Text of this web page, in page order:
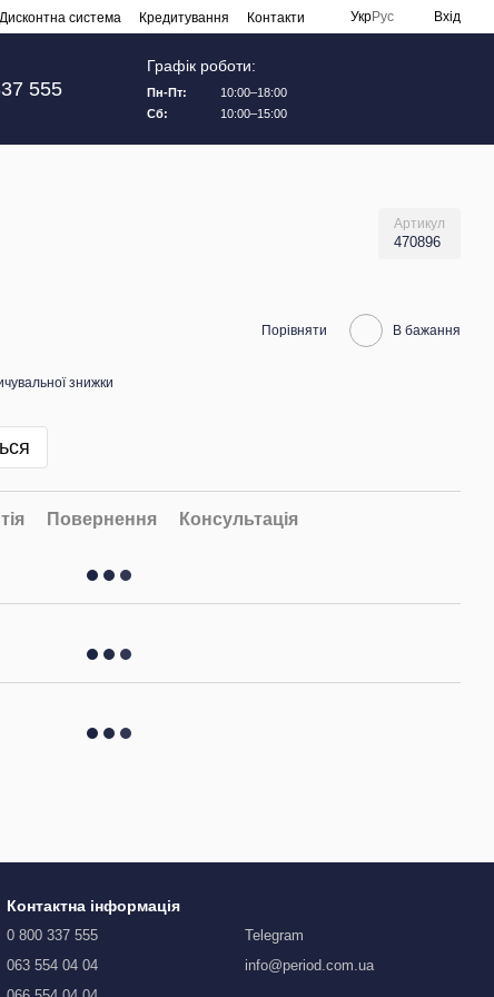
Дисконтна система Кредитування Контакти УкрРус Вхід
555
Графік роботи:
Пн-Пт:
10:00–18:00
Сб:
10:00–15:00
Артикул
470896
Порівняти В бажання
знижки
Повернення Консультація
Контактна інформація
0 800 337 555
063 554 04 04
Telegram
info@period.com.ua